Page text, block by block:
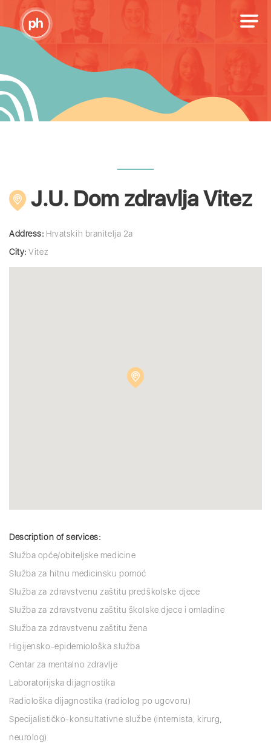
J.U. Dom zdravlja Vitez
Address: Hrvatskih branitelja 2a
City: Vitez
Description of services:
Služba opće/obiteljske medicine
Služba za hitnu medicinsku pomoć
Služba za zdravstvenu zaštitu predškolske djece
Služba za zdravstvenu zaštitu školske djece i omladine
Služba za zdravstvenu zaštitu žena
Higijensko-epidemiološka služba
Centar za mentalno zdravlje
Laboratorijska dijagnostika
Radiološka dijagnostika (radiolog po ugovoru)
Specijalističko-konsultativne službe (internista, kirurg,
neurolog)